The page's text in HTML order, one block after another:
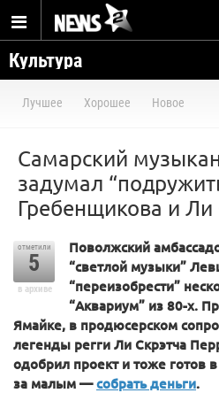
Культура
Лучшее Хорошее Новое
Самарский
задумал
Гребенщикова и
отметили
5
в архиве
Поволжский
“светлой музыки”
“переизобрести”
“Аквариум” из 80-х.
Ямайке, в продюсерском
легенды регги Ли Скрэтча
одобрил проект и тоже готов
за малым —собрать деньги.